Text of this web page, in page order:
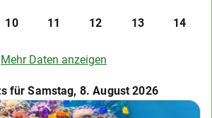
10 11 12 13 14
Mehr Daten anzeigen
für Samstag, 8. August 2026